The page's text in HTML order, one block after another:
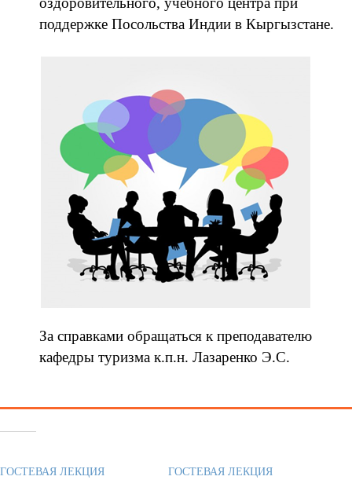
поддержке Посольства Индии в Кыргызстане.
За справками обращаться к преподавателю
кафедры туризма к.п.н. Лазаренко Э.С.
ГОСТЕВАЯ ЛЕКЦИЯ
ГОСТЕВАЯ ЛЕКЦИЯ